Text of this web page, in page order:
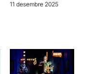
11 desembre 2025